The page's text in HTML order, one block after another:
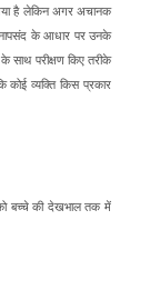
है लेकिन अगर अचानक
के आधार पर उनके
साथ परीक्षण किए तरीके
कोई व्यक्ति किस प्रकार
को बच्चे की देखभाल तक में